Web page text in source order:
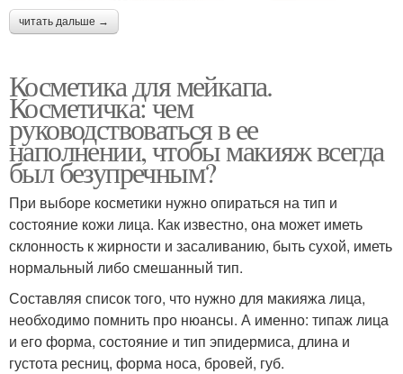
читать дальше →
Косметика для мейкапа.
Косметичка: чем
руководствоваться в ее
наполнении, чтобы макияж всегда
был безупречным?
При выборе косметики нужно опираться на тип и
состояние кожи лица. Как известно, она может иметь
склонность к жирности и засаливанию, быть сухой, иметь
нормальный либо смешанный тип.
Составляя список того, что нужно для макияжа лица,
необходимо помнить про нюансы. А именно: типаж лица
и его форма, состояние и тип эпидермиса, длина и
густота ресниц, форма носа, бровей, губ.